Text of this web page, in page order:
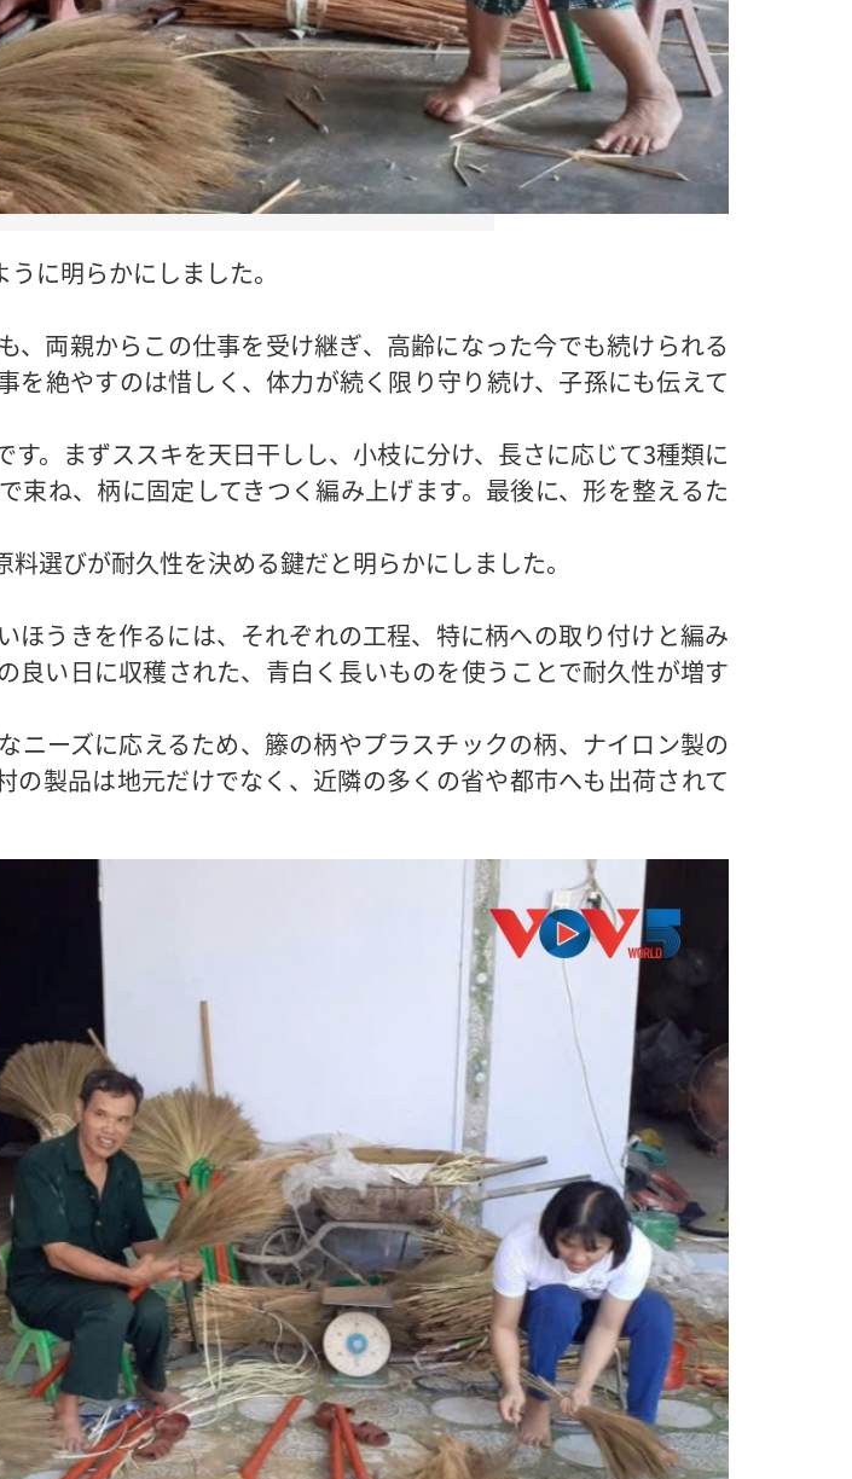
に明らかにしました。
、両親からこの仕事を受け継ぎ、高齢になった今でも続けられる
を絶やすのは惜しく、体力が続く限り守り続け、子孫にも伝えて
。まずススキを天日干しし、小枝に分け、長さに応じて3種類に
束ね、柄に固定してきつく編み上げます。最後に、形を整えるた
選びが耐久性を決める鍵だと明らかにしました。
ほうきを作るには、それぞれの工程、特に柄への取り付けと編み
良い日に収穫された、青白く長いものを使うことで耐久性が増す
ニーズに応えるため、籐の柄やプラスチックの柄、ナイロン製の
の製品は地元だけでなく、近隣の多くの省や都市へも出荷されて